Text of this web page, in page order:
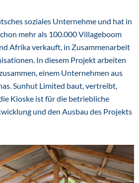
soziales Unternehme und hat in
mehr als 100.000 Villageboom
Afrika verkauft, in Zusammenarbeit
In diesem Projekt arbeiten
einem Unternehmen aus
Sunhut Limited baut, vertreibt,
Kioske ist für die betriebliche
und den Ausbau des Projekts